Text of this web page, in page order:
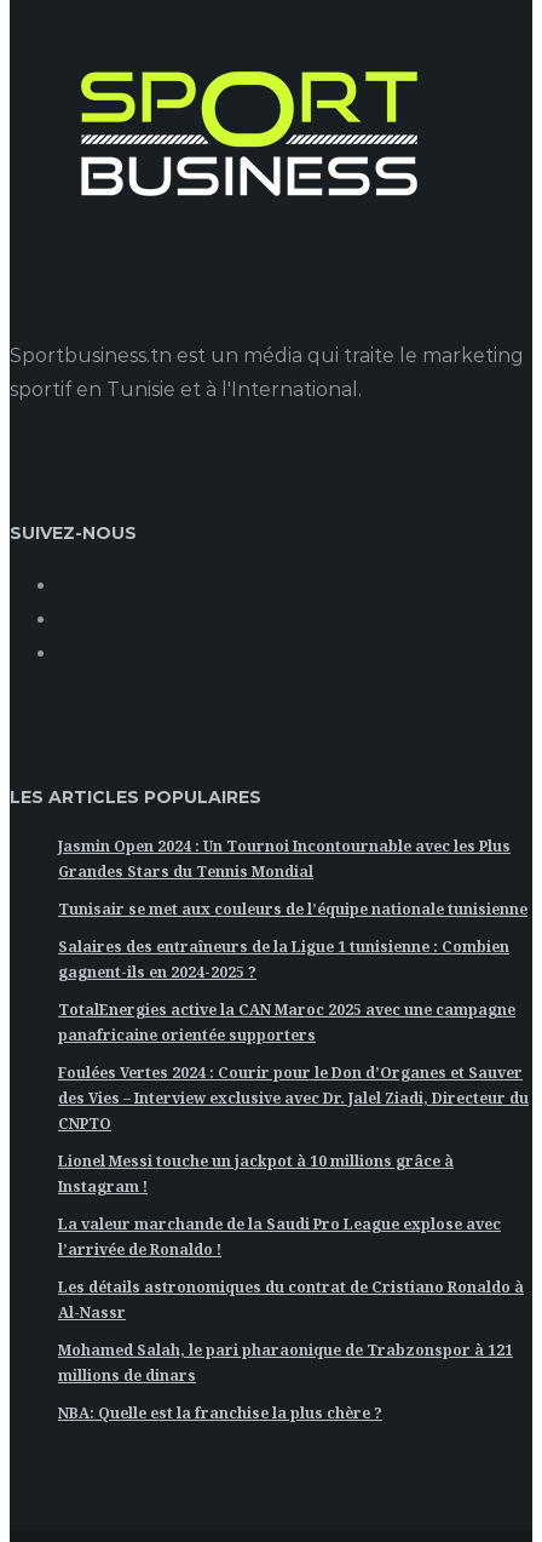
Sportbusiness.tn est un média qui traite le marketing
sportif en Tunisie et à l'International.
SUIVEZ-NOUS
LES ARTICLES POPULAIRES
Jasmin Open 2024 : Un Tournoi Incontournable avec les Plus
Grandes Stars du Tennis Mondial
Tunisair se met aux couleurs de l’équipe nationale tunisienne
Salaires des entraîneurs de la Ligue 1 tunisienne : Combien
gagnent-ils en 2024-2025 ?
TotalEnergies active la CAN Maroc 2025 avec une campagne
panafricaine orientée supporters
Foulées Vertes 2024 : Courir pour le Don d’Organes et Sauver
des Vies – Interview exclusive avec Dr. Jalel Ziadi, Directeur du
CNPTO
Lionel Messi touche un jackpot à 10 millions grâce à
Instagram !
La valeur marchande de la Saudi Pro League explose avec
l’arrivée de Ronaldo !
Les détails astronomiques du contrat de Cristiano Ronaldo à
Al-Nassr
Mohamed Salah, le pari pharaonique de Trabzonspor à 121
millions de dinars
NBA: Quelle est la franchise la plus chère ?